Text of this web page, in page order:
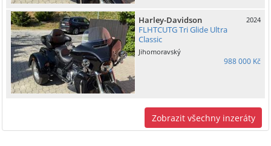
Harley-Davidson
FLHTCUTG Tri Glide Ultra
Classic
2024
Jihomoravský
988 000 Kč
Zobrazit všechny inzeráty